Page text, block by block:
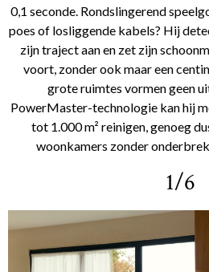
0,1 seconde. Rondslingerend
poes of losliggende kabels? Hij
zijn traject aan en zet zijn
voort, zonder ook maar een
grote ruimtes vormen geen
PowerMaster-technologie kan hij
tot 1.000 m² reinigen, genoeg
woonkamers zonder
1/6